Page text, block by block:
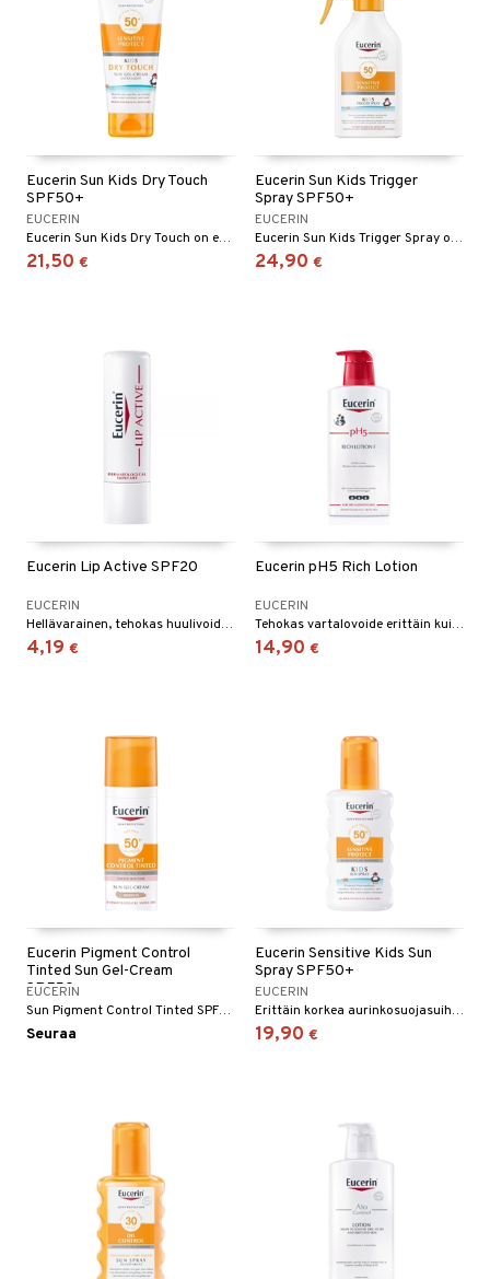
Eucerin Sun Kids Dry Touch
SPF50+
EUCERIN
Eucerin Sun Kids Dry Touch on erittäin korkealla suojakertoimella (SPF50+) varustettu aurinkosuoja, joka on suunniteltu erityisesti lasten iholle. Se on hajusteeton ja kevyt koostumukseltaan, imeytyy nopeasti ihoon. Lisäksi se on erittäin vedenkestävä, hylkii hiekkaa ja voidaan levittää sekä vartalolle että kasvoille.
21,50 €
Eucerin Sun Kids Trigger
Spray SPF50+
EUCERIN
Eucerin Sun Kids Trigger Spray on kätevä aurinkosuojasuihke koko perheelle, ilman hajusteita.
24,90 €
Eucerin Lip Active SPF20
EUCERIN
Hellävarainen, tehokas huulivoide, joka kosteuttaa ja suojaa kuivia ja herkkiä huulia.
4,19 €
Eucerin pH5 Rich Lotion
EUCERIN
Tehokas vartalovoide erittäin kuivalle, herkälle iholle, joka tarjoaa pitkäkestoista kosteutusta ja tekee ihosta vahvemman ja vähemmän herkän.
14,90 €
Eucerin Pigment Control
Tinted Sun Gel-Cream
SPF50
EUCERIN
Sun Pigment Control Tinted SPF50+ on aurinkosuoja kaikille ihotyypeille, jota voi käyttää päivittäin auttamaan ehkäisemään auringon aiheuttamaa hyperpigmentaatiota.
Seuraa
Eucerin Sensitive Kids Sun
Spray SPF50+
EUCERIN
Erittäin korkea aurinkosuojasuihke SPF50+, joka rauhoittaa herkkää ihoa - lapsille ja koko perheelle. Erityisen vedenkestävä ja hajusteeton.
19,90 €